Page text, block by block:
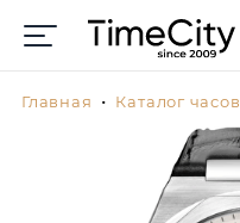
Главная Каталог часов